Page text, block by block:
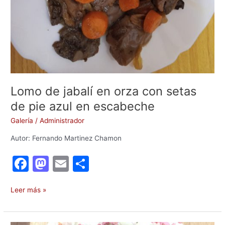
Lomo de jabalí en orza con setas
de pie azul en escabeche
Galería /Administrador
Autor: Fernando Martinez Chamon
F
c
e
M
o
E
l
p
Leer más »